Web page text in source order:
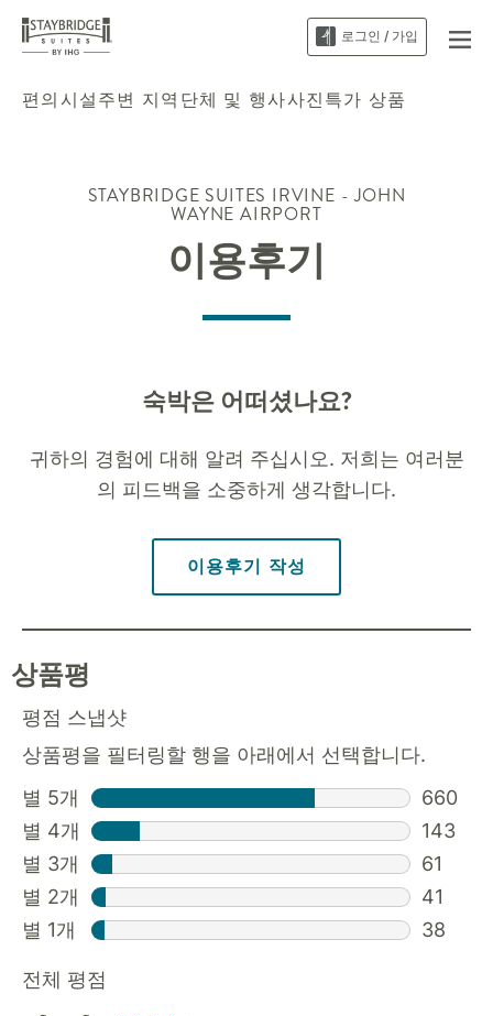
로그인 / 가입
편의시설주변 지역 단체 및 행사사진특가 상품
STAYBRIDGE SUITES IRVINE - JOHN
WAYNE AIRPORT
이용후기
숙박은 어떠셨나요?
귀하의 경험에 대해 알려 주십시오. 저희는 여러분
의 피드백을 소중하게 생각합니다.
이용후기 작성